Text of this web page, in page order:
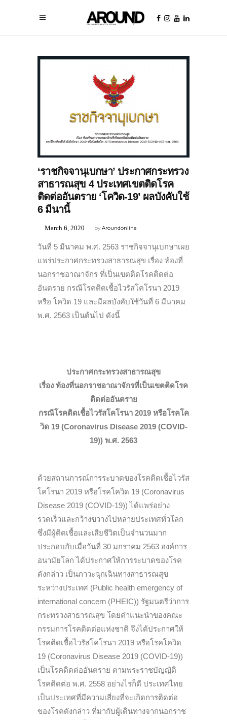
‘ราชกิจจานุเบกษา’ ประกาศกระทรวง
สาธารณสุข 4 ประเทศเขตติดโรค
ติดต่ออันตราย ‘โควิด-19’ ผลบังคับใช้
6 มีนานี้
byAroundonline
March 6, 2020
วันที่ 5 มีนาคม พ.ศ. 2563 ราชกิจจานุเบกษาเผย
แพร่ประกาศกระทรวงสาธารณสุข เรื่อง ท้องที่
นอกราชอาณาจักร ที่เป็นเขตติดโรคติดต่อ
อันตราย กรณีโรคติดเชื้อไวรัสโคโรนา 2019
หรือ โควิด 19 และมีผลบังคับใช้วันที่ 6 มีนาคม
พ.ศ. 2563 เป็นต้นไป ดังนี้
ประกาศกระทรวงสาธารณสุข
เรื่อง ท้องที่นอกราชอาณาจักรที่เป็นเขตติดโรค
ติดต่ออันตราย
กรณีโรคติดเชื้อไวรัสโคโรนา 2019 หรือโรคโค
วิด 19 (Coronavirus Disease 2019 (COVID-
19)) พ.ศ. 2563
ด้วยสถานการณ์การระบาดของโรคติดเชื้อไวรัส
โคโรนา 2019 หรือโรคโควิด 19 (Coronavirus
Disease 2019 (COVID-19)) ได้แพร่อย่าง
รวดเร็วและกว้างขวางไปหลายประเทศทั่วโลก
ซึ่งมีผู้ติดเชื้อและเสียชีวิตเป็นจำนวนมาก
ประกอบกับเมื่อวันที่ 30 มกราคม 2563 องค์การ
อนามัยโลก ได้ประกาศให้การระบาดของโรค
ดังกล่าว เป็นภาวะฉุกเฉินทางสาธารณสุข
ระหว่างประเทศ (Public health emergency of
international concern (PHEIC)) รัฐมนตรีว่าการ
กระทรวงสาธารณสุข โดยคำแนะนำของคณะ
กรรมการโรคติดต่อแห่งชาติ จึงได้ประกาศให้
โรคติดเชื้อไวรัสโคโรนา 2019 หรือโรคโควิด
19 (Coronavirus Disease 2019 (COVID-19))
เป็นโรคติดต่ออันตราย ตามพระราชบัญญัติ
โรคติดต่อ พ.ศ. 2558 อย่างไรก็ดี ประเทศไทย
เป็นประเทศที่มีความเสี่ยงที่จะเกิดการติดต่อ
ของโรคดังกล่าว ที่มากับผู้เดินทางจากนอกราช